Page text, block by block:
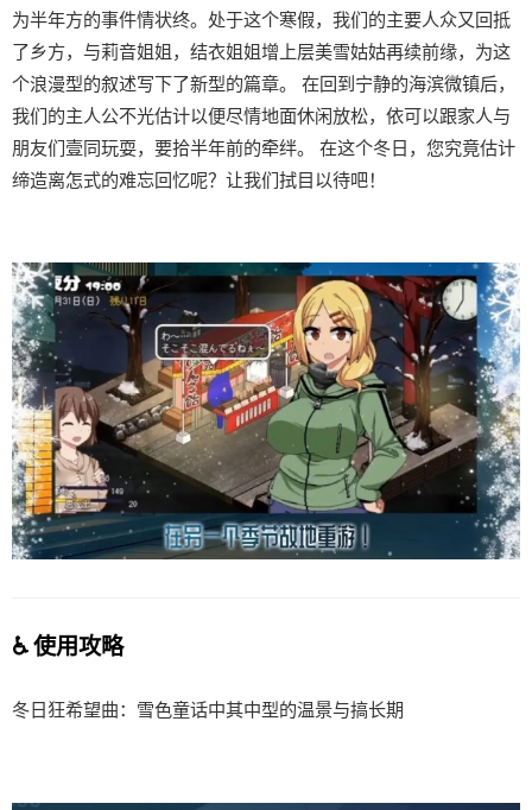
为半年方的事件情状终。处于这个寒假，我们的主要人众又回抵
了乡方，与莉音姐姐，结衣姐姐增上层美雪姑姑再续前缘，为这
个浪漫型的叙述写下了新型的篇章。 在回到宁静的海滨微镇后，
我们的主人公不光估计以便尽情地面休闲放松，依可以跟家人与
朋友们壹同玩耍，要拾半年前的牵绊。 在这个冬日，您究竟估计
缔造离怎式的难忘回忆呢？让我们拭目以待吧！
♿ 使用攻略
冬日狂希望曲：雪色童话中其中型的温景与搞长期